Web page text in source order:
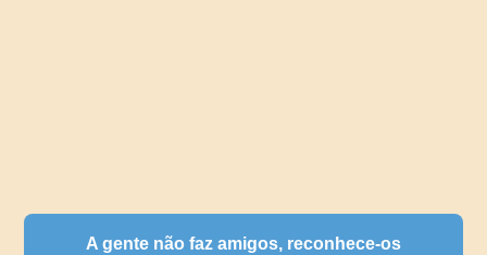
A gente não faz amigos, reconhece-os